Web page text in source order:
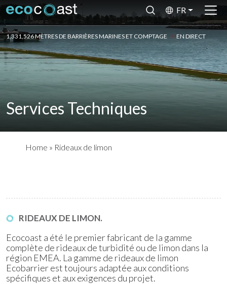
FR
1,331,526 MÈTRES DE BARRIÈRES MARINES ET COMPTAGE EN DIRECT
Services Techniques
Home » Rideaux de limon
RIDEAUX DE LIMON.
Ecocoast a été le premier fabricant de la gamme
complète de rideaux de turbidité ou de limon dans la
région EMEA. La gamme de rideaux de limon
Ecobarrier est toujours adaptée aux conditions
spécifiques et aux exigences du projet.